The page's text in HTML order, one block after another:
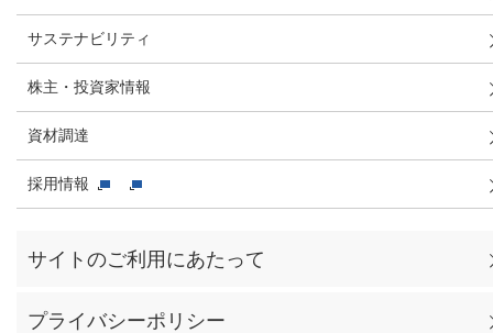
サステナビリティ
株主・投資家情報
資材調達
採用情報
サイトのご利用にあたって
プライバシーポリシー